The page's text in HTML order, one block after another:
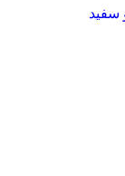
سفید